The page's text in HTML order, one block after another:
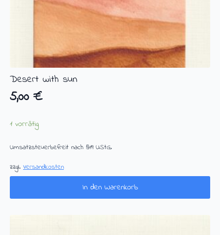
Desert with sun
5,00 €
1 vorrätig
Umsatzsteuerbefreit nach §19 UStG.
zzgl. Versandkosten
In den Warenkorb